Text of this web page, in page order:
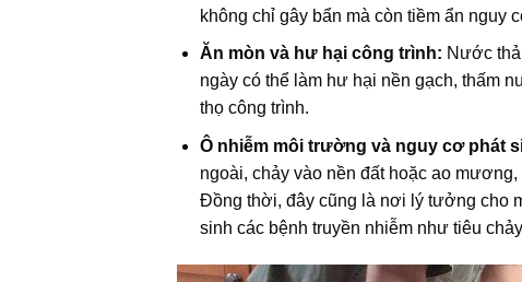
không chỉ gây bẩn mà còn tiềm ẩn nguy
Ăn mòn và hư hại công trình: Nước
ngày có thể làm hư hại nền gạch, thấm
thọ công trình.
Ô nhiễm môi trường và nguy cơ phát
ngoài, chảy vào nền đất hoặc ao
Đồng thời, đây cũng là nơi lý tưởng cho
sinh các bệnh truyền nhiễm như tiêu